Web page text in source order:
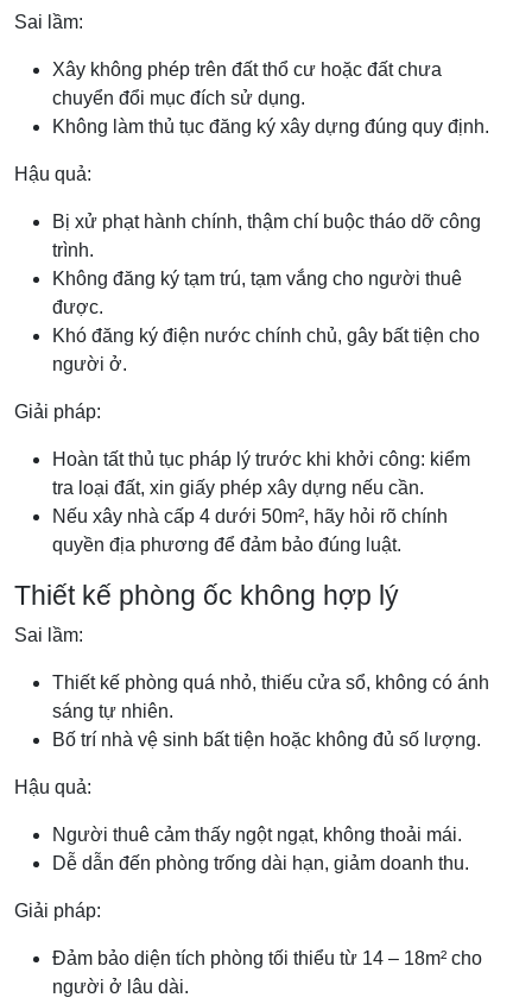
Sai lầm:
Xây không phép trên đất thổ cư hoặc đất chưa
chuyển đổi mục đích sử dụng.
Không làm thủ tục đăng ký xây dựng đúng quy định.
Hậu quả:
Bị xử phạt hành chính, thậm chí buộc tháo dỡ công
trình.
Không đăng ký tạm trú, tạm vắng cho người thuê
được.
Khó đăng ký điện nước chính chủ, gây bất tiện cho
người ở.
Giải pháp:
Hoàn tất thủ tục pháp lý trước khi khởi công: kiểm
tra loại đất, xin giấy phép xây dựng nếu cần.
Nếu xây nhà cấp 4 dưới 50m², hãy hỏi rõ chính
quyền địa phương để đảm bảo đúng luật.
Thiết kế phòng ốc không hợp lý
Sai lầm:
Thiết kế phòng quá nhỏ, thiếu cửa sổ, không có ánh
sáng tự nhiên.
Bố trí nhà vệ sinh bất tiện hoặc không đủ số lượng.
Hậu quả:
Người thuê cảm thấy ngột ngạt, không thoải mái.
Dễ dẫn đến phòng trống dài hạn, giảm doanh thu.
Giải pháp:
Đảm bảo diện tích phòng tối thiểu từ 14 – 18m² cho
người ở lâu dài.